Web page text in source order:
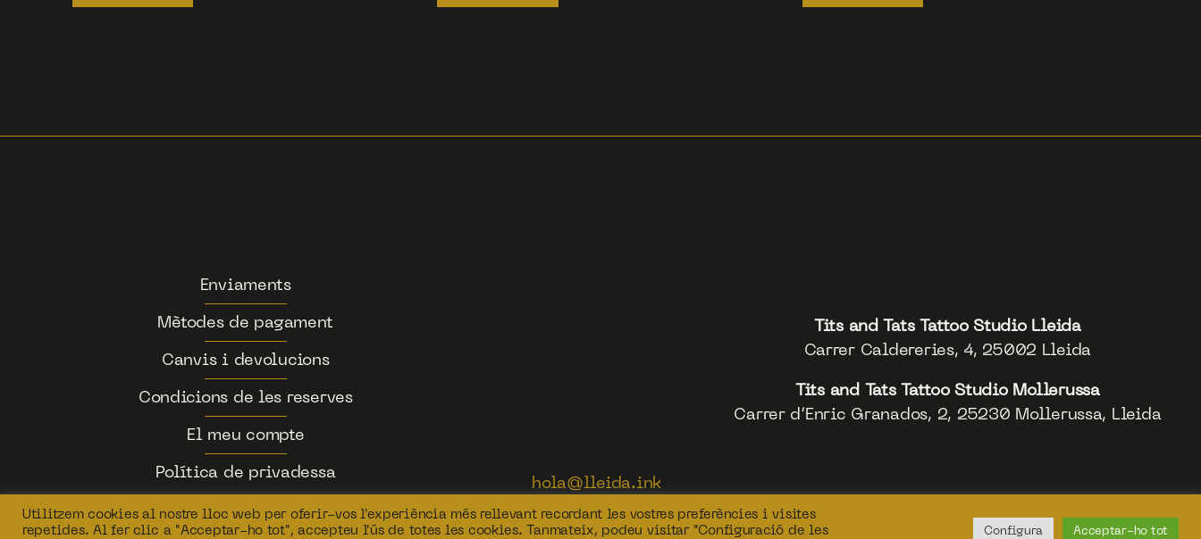
Enviaments
Mètodes de pagament
Canvis i devolucions
Condicions de les reserves
El meu compte
Política de privadessa
hola@lleida.ink
639 46 14 71
669 67 03 93
Tits and Tats Tattoo Studio Lleida
Carrer Caldereries, 4, 25002 Lleida
Tits and Tats Tattoo Studio Mollerussa
Carrer d’Enric Granados, 2, 25230 Mollerussa, Lleida
Utilitzem cookies al nostre lloc web per oferir-vos l'experiència més rellevant recordant les vostres preferències i visites
repetides. Al fer clic a "Acceptar-ho tot", accepteu l'ús de totes les cookies. Tanmateix, podeu visitar "Configuració de les
Configura Acceptar-ho tot